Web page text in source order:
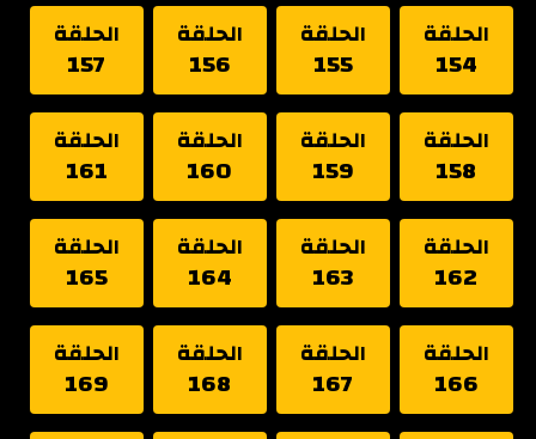
الحلقة
154
الحلقة
155
الحلقة
156
الحلقة
157
الحلقة
158
الحلقة
159
الحلقة
160
الحلقة
161
الحلقة
162
الحلقة
163
الحلقة
164
الحلقة
165
الحلقة
166
الحلقة
167
الحلقة
168
الحلقة
169